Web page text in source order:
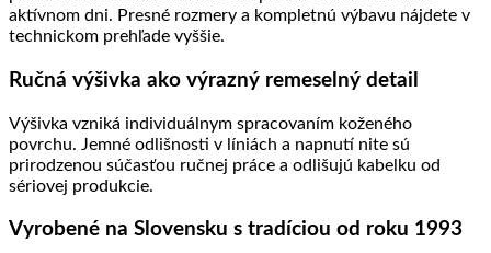
aktívnom dni. Presné rozmery a kompletnú výbavu nájdete v
technickom prehľade vyššie.
Ručná výšivka ako výrazný remeselný detail
Výšivka vzniká individuálnym spracovaním koženého
povrchu. Jemné odlišnosti v líniách a napnutí nite sú
prirodzenou súčasťou ručnej práce a odlišujú kabelku od
sériovej produkcie.
Vyrobené na Slovensku s tradíciou od roku 1993